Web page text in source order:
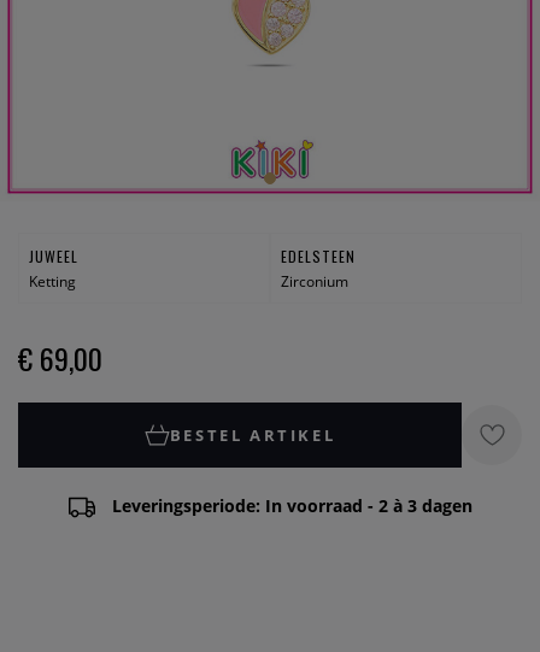
JUWEEL
Ketting
EDELSTEEN
Zirconium
€ 69,00
BESTEL ARTIKEL
Leveringsperiode: In voorraad - 2 à 3 dagen